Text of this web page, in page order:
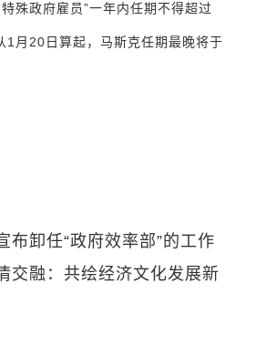
殊政府雇员”一年内任期不得超过
1月20日算起，马斯克任期最晚将于
布卸任“政府效率部”的工作
交融：共绘经济文化发展新